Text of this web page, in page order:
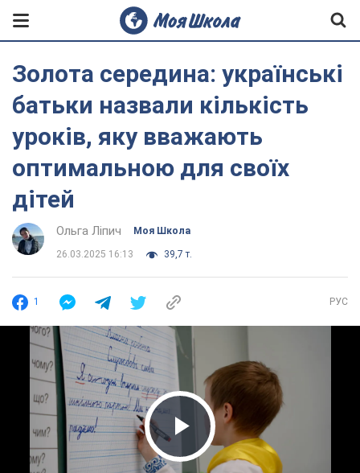
Золота середина: українські
батьки назвали кількість
уроків, яку вважають
оптимальною для своїх
дітей
Ольга Ліпич Моя Школа
26.03.2025 16:13 39,7 т.
1 РУС
Play Video